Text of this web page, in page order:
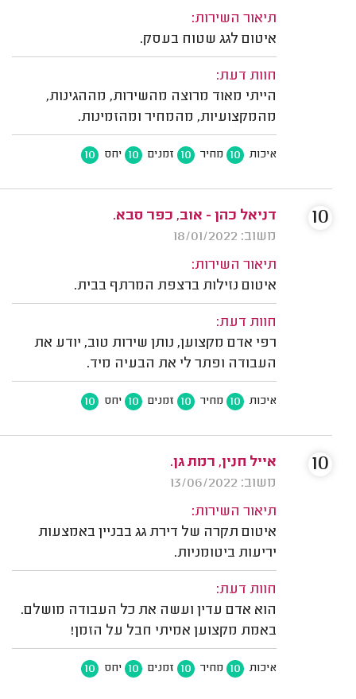
תיאור השירות:
איטום לגג שטוח בעסק.
חוות דעת:
הייתי מאוד מרוצה מהשירות, מההגינות,
מהמקצועיות, מהמחיר ומהזמינות.
איכות 10 מחיר 10 זמנים 10 יחס 10
דניאל כהן - אוב, כפר סבא.
משוב: 18/01/2022
תיאור השירות:
איטום נזילות ברצפת המרתף בבית.
חוות דעת:
רפי אדם מקצוען, נותן שירות טוב, יודע את
העבודה ופתר לי את הבעיה מיד.
איכות 10 מחיר 10 זמנים 10 יחס 10
10
אייל חנין, רמת גן.
משוב: 13/06/2022
תיאור השירות:
איטום תקרה של דירת גג בבניין באמצעות
יריעות ביטומניות.
חוות דעת:
הוא אדם עדין ועשה את כל העבודה מושלם.
באמת מקצוען אמיתי חבל על הזמן!
איכות 10 מחיר 10 זמנים 10 יחס 10
10